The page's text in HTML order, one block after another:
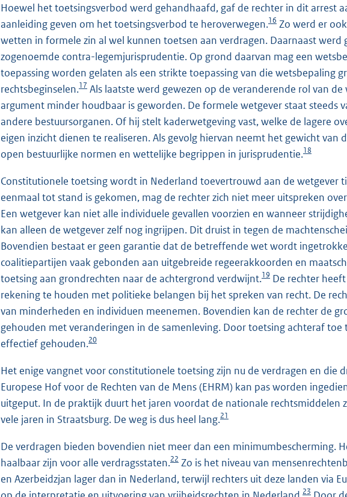
Hoewel het toetsingsverbod werd gehandhaafd, gaf de rechter in dit arrest
aanleiding geven om het toetsingsverbod te heroverwegen.16 Zo werd er
wetten in formele zin al wel kunnen toetsen aan verdragen. Daarnaast
zogenoemde contra-legemjurisprudentie. Op grond daarvan mag een
toepassing worden gelaten als een strikte toepassing van die wetsbepaling
rechtsbeginselen.17 Als laatste werd gewezen op de veranderende rol van
argument minder houdbaar is geworden. De formele wetgever staat steeds
andere bestuursorganen. Of hij stelt kaderwetgeving vast, welke de lagere
eigen inzicht dienen te realiseren. Als gevolg hiervan neemt het gewicht van
open bestuurlijke normen en wettelijke begrippen in jurisprudentie.18
Constitutionele toetsing wordt in Nederland toevertrouwd aan de wetgever
eenmaal tot stand is gekomen, mag de rechter zich niet meer uitspreken
Een wetgever kan niet alle individuele gevallen voorzien en wanneer
kan alleen de wetgever zelf nog ingrijpen. Dit druist in tegen de
Bovendien bestaat er geen garantie dat de betreffende wet wordt
coalitiepartijen vaak gebonden aan uitgebreide regeerakkoorden en
toetsing aan grondrechten naar de achtergrond verdwijnt.19 De rechter
rekening te houden met politieke belangen bij het spreken van recht. De
van minderheden en individuen meenemen. Bovendien kan de rechter de
gehouden met veranderingen in de samenleving. Door toetsing achteraf
effectief gehouden.20
Het enige vangnet voor constitutionele toetsing zijn nu de verdragen en die
Europese Hof voor de Rechten van de Mens (EHRM) kan pas worden
uitgeput. In de praktijk duurt het jaren voordat de nationale rechtsmiddelen
vele jaren in Straatsburg. De weg is dus heel lang.21
De verdragen bieden bovendien niet meer dan een minimumbescherming.
haalbaar zijn voor alle verdragsstaten.22 Zo is het niveau van
en Azerbeidzjan lager dan in Nederland, terwijl rechters uit deze landen via
23